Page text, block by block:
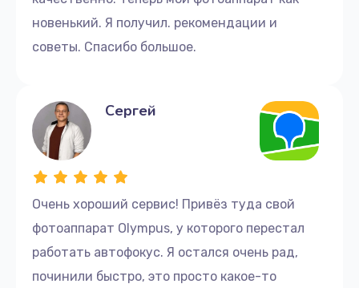
новенький. Я получил. рекомендации и
советы. Спасибо большое.
Очень хороший сервис! Привёз туда свой
фотоаппарат Olympus, у которого перестал
работать автофокус. Я остался очень рад,
починили быстро, это просто какое-то
Сергей